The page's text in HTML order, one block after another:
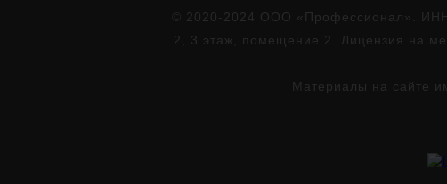
© 2020-2024 ООО «Профессионал».
2, 3 этаж, помещение 2. Лицензия на
Материалы на сайте